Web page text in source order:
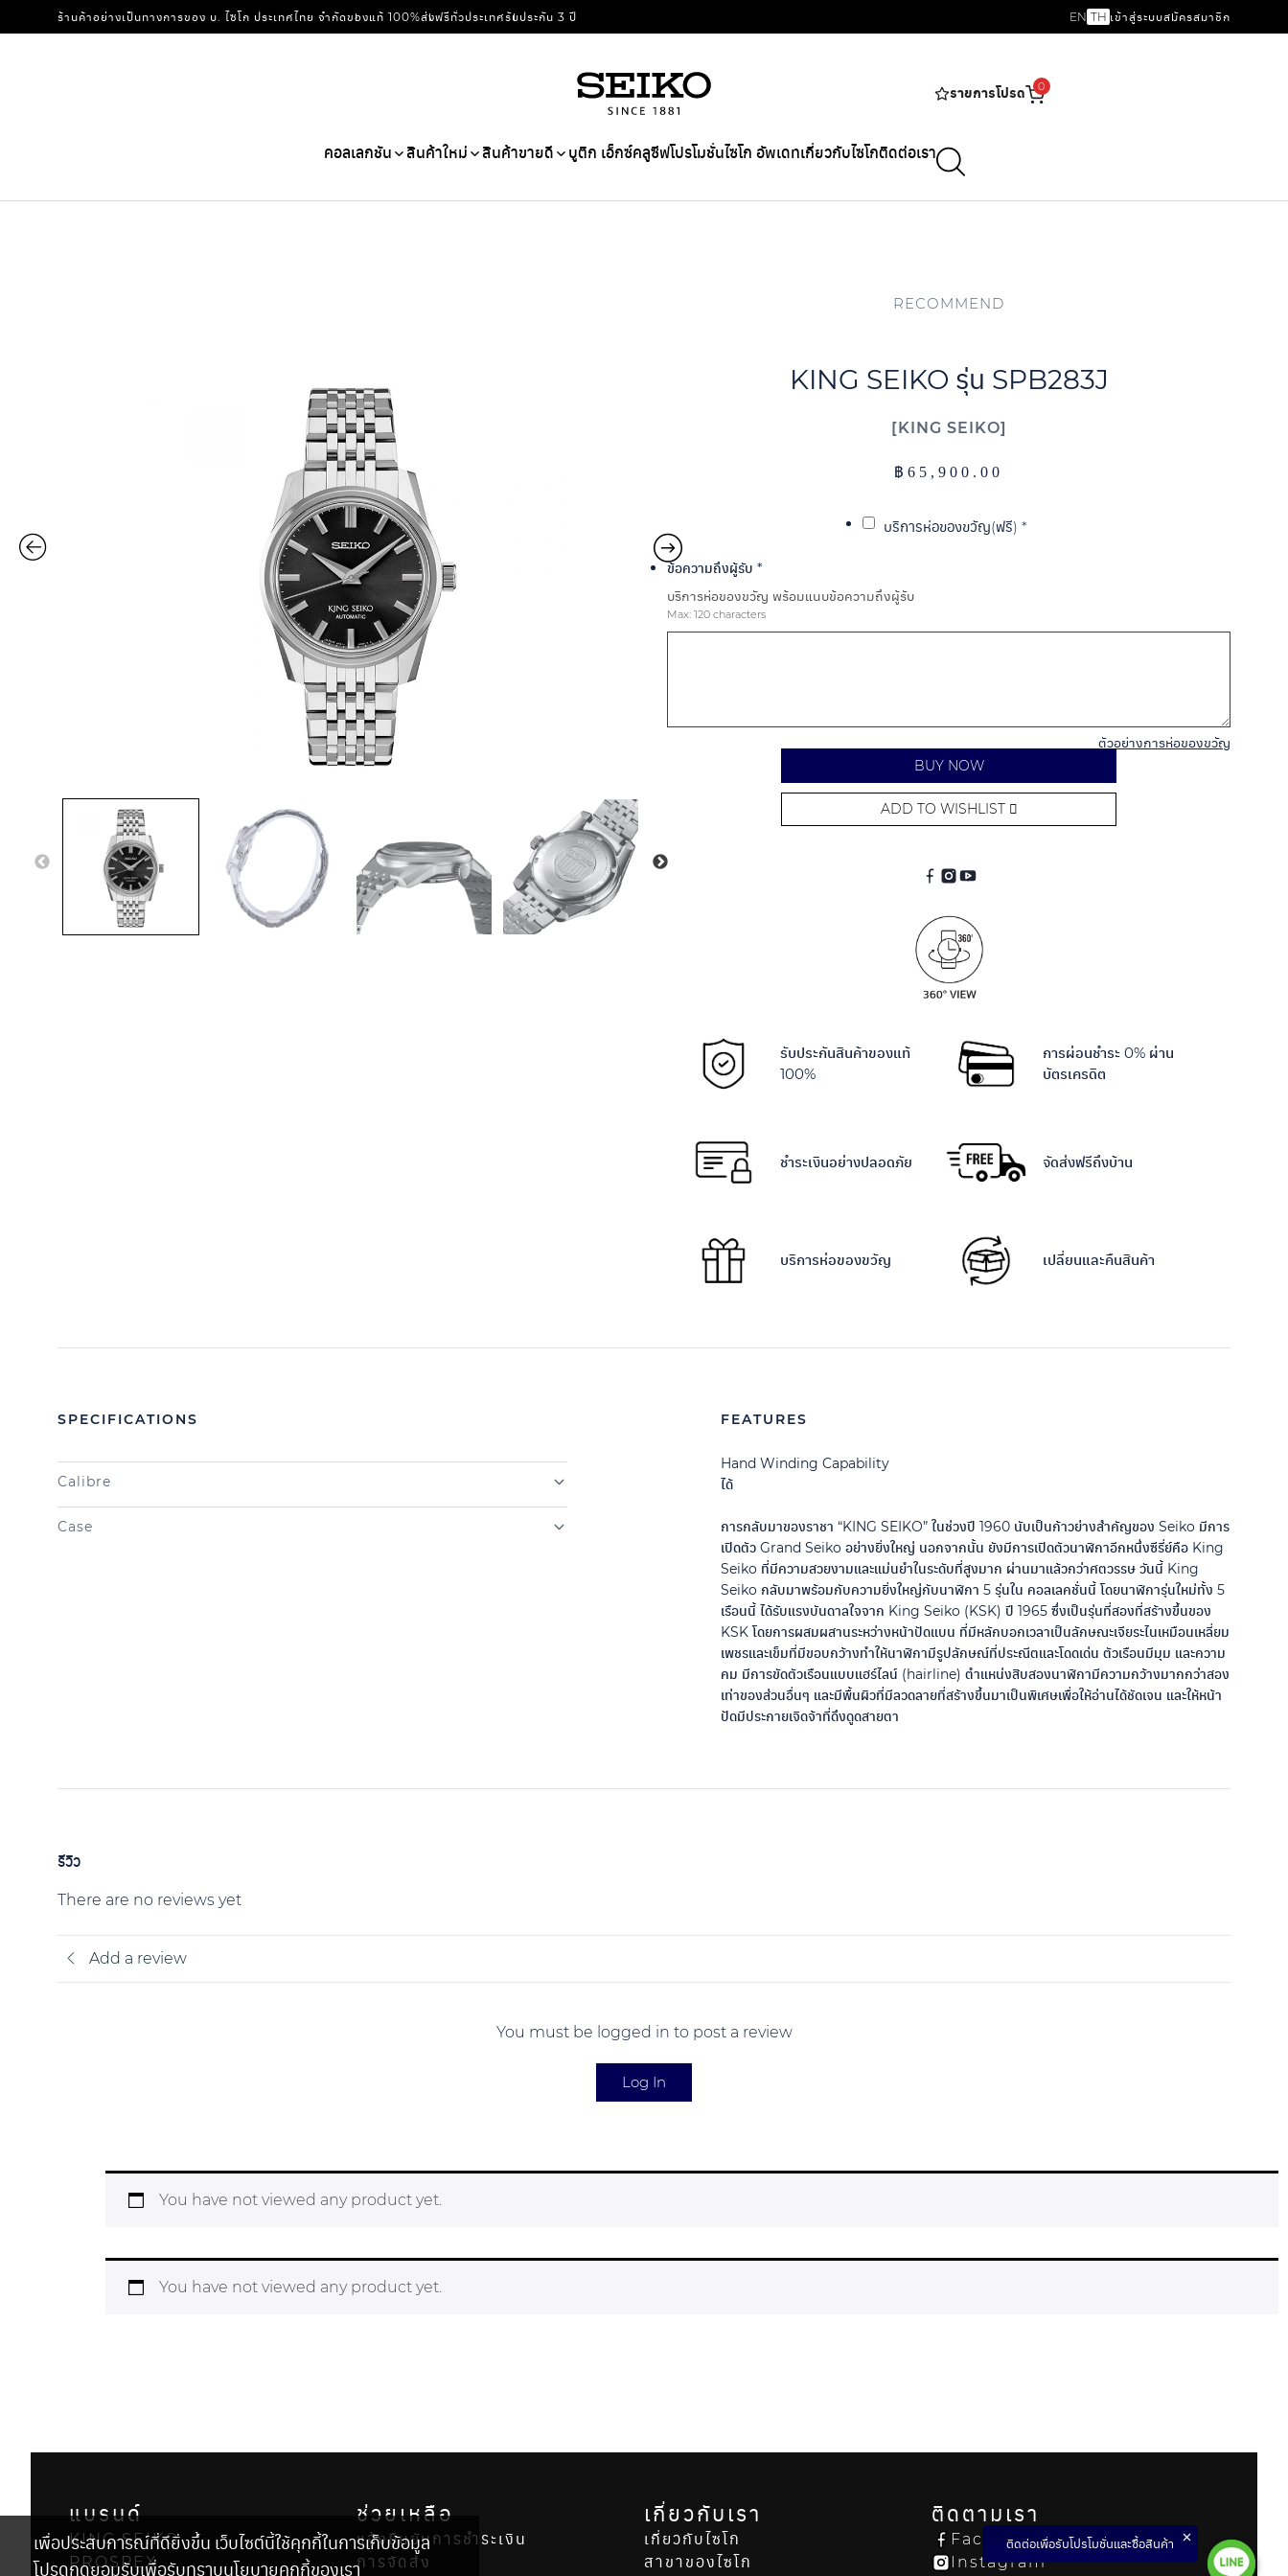
ร้านค้าอย่างเป็นทางการของ บ. ไซโก ประเทศไทย จำกัดของแท้ 100%ส่งฟรีทั่วประเทศรับประกัน 3 ปี EN TH เข้าสู่ระบบสมัครสมาชิก
รายการโปรด 0
คอลเลกชัน สินค้าใหม่ สินค้าขายดี บูติก เอ็กซ์คลูซีฟโปรโมชั่นไซโก อัพเดทเกี่ยวกับไซโกติดต่อเรา
KING SEIKO รุ่น SPB283J
฿65,900.00
RECOMMEND
KING SEIKO
บริการห่อของขวัญ(ฟรี) *
ข้อความถึงผู้รับ *
บริการห่อของขวัญ พร้อมแนบข้อความถึงผู้รับ
Max: 120 characters
ตัวอย่างการห่อของขวัญ
BUY NOW
ADD TO WISHLIST
รับประกันสินค้าของแท้
100%
การผ่อนชำระ 0% ผ่าน
บัตรเครดิต
ชำระเงินอย่างปลอดภัย จัดส่งฟรีถึงบ้าน
บริการห่อของขวัญ เปลี่ยนและคืนสินค้า
SPECIFICATIONS
Calibre
Case
FEATURES
Hand Winding Capability
ได้
การกลับมาของราชา “KING SEIKO” ในช่วงปี 1960 นับเป็นก้าวย่างสำคัญของ Seiko มีการ
เปิดตัว Grand Seiko อย่างยิ่งใหญ่ นอกจากนั้น ยังมีการเปิดตัวนาฬิกาอีกหนึ่งซีรี่ย์คือ King
Seiko ที่มีความสวยงามและแม่นยำในระดับที่สูงมาก ผ่านมาแล้วกว่าศตวรรษ วันนี้ King
Seiko กลับมาพร้อมกับความยิ่งใหญ่กับนาฬิกา 5 รุ่นใน คอลเลคชั่นนี้ โดยนาฬิการุ่นใหม่ทั้ง 5
เรือนนี้ ได้รับแรงบันดาลใจจาก King Seiko (KSK) ปี 1965 ซึ่งเป็นรุ่นที่สองที่สร้างขึ้นของ
KSK โดยการผสมผสานระหว่างหน้าปัดแบน ที่มีหลักบอกเวลาเป็นลักษณะเจียระไนเหมือนเหลี่ยม
เพชรและเข็มที่มีขอบกว้างทำให้นาฬิกามีรูปลักษณ์ที่ประณีตและโดดเด่น ตัวเรือนมีมุม และความ
คม มีการขัดตัวเรือนแบบแฮร์ไลน์ (hairline) ตำแหน่งสิบสองนาฬิกามีความกว้างมากกว่าสอง
เท่าของส่วนอื่นๆ และมีพื้นผิวที่มีลวดลายที่สร้างขึ้นมาเป็นพิเศษเพื่อให้อ่านได้ชัดเจน และให้หน้า
ปัดมีประกายเจิดจ้าที่ดึงดูดสายตา
รีวิว
There are no reviews yet
Add a review
You must be logged in to post a review
Log In
You have not viewed any product yet.
You have not viewed any product yet.
แบรนด์
KING SEIKO
PROSPEX
ช่วยเหลือ
แจ้งยืนยันการชำระเงิน
การจัดส่ง
เกี่ยวกับเรา
เกี่ยวกับไซโก
สาขาของไซโก
ติดตามเรา
Facebook
Instagram
เพื่อประสบการณ์ที่ดียิ่งขึ้น เว็บไซต์นี้ใช้คุกกี้ในการเก็บข้อมูล
โปรดกดยอมรับเพื่อรับทราบนโยบายคุกกี้ของเรา
ติดต่อเพื่อรับโปรโมชั่นและซื้อสินค้า